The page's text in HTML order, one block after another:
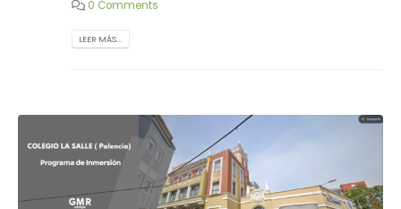
0 Comments
LEER MÁS...